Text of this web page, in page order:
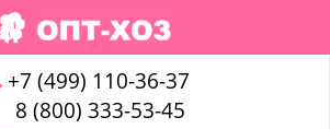
+7 (499) 110-36-37
8 (800) 333-53-45